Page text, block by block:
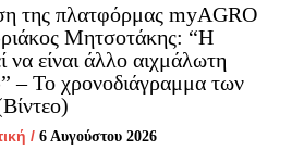
της πλατφόρμας myAGRO
Μητσοτάκης: “Η
να είναι άλλο αιχμάλωτη
– Το χρονοδιάγραμμα των
/ 6 Αυγούστου 2026